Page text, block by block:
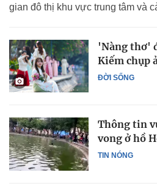
gian đô thị khu vực trung tâm và
ĐỜI SỐNG
'Nàng thơ'
Kiếm chụp
TIN NÓNG
Thông tin
vong ở hồ